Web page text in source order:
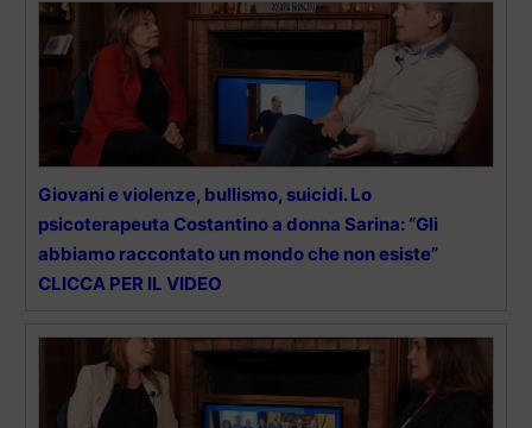
Giovani e violenze, bullismo, suicidi. Lo
psicoterapeuta Costantino a donna Sarina: “Gli
abbiamo raccontato un mondo che non esiste”
CLICCA PER IL VIDEO